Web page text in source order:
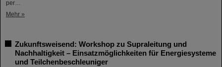
per…
Mehr »
Zukunftsweisend: Workshop zu Supraleitung und
Nachhaltigkeit – Einsatzmöglichkeiten für Energiesysteme
und Teilchenbeschleuniger